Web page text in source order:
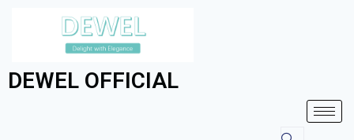
DEWEL OFFICIAL